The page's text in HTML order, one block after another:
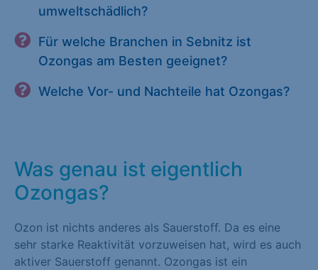
umweltschädlich?
Für welche Branchen in Sebnitz ist
Ozongas am Besten geeignet?
Welche Vor- und Nachteile hat Ozongas?
Was genau ist eigentlich
Ozongas?
Ozon ist nichts anderes als Sauerstoff. Da es eine
sehr starke Reaktivität vorzuweisen hat, wird es auch
aktiver Sauerstoff genannt. Ozongas ist ein